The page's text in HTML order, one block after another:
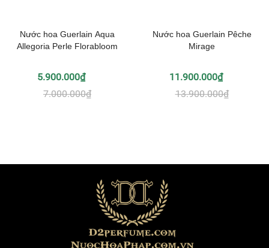
Nước hoa Guerlain Aqua
Allegoria Perle Florabloom
5.900.000₫
7.000.000₫
Nước hoa Guerlain Pêche
Mirage
11.900.000₫
13.900.000₫